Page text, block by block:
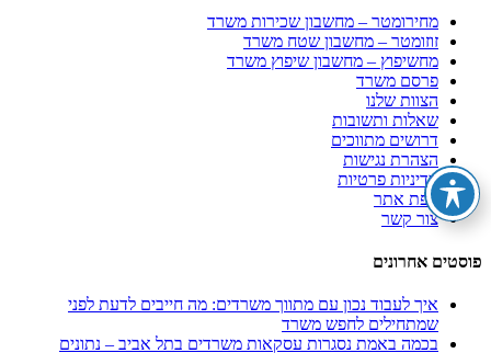
מחירומטר – מחשבון שכירות משרד
זוזומטר – מחשבון שטח משרד
מחשיפוץ – מחשבון שיפוץ משרד
פרסם משרד
הצוות שלנו
שאלות ותשובות
דרושים מתווכים
הצהרת נגישות
מדיניות פרטיות
מפת אתר
צור קשר
פוסטים אחרונים
איך לעבוד נכון עם מתווך משרדים: מה חייבים לדעת לפני
שמתחילים לחפש משרד
בכמה באמת נסגרות עסקאות משרדים בתל אביב – נתונים